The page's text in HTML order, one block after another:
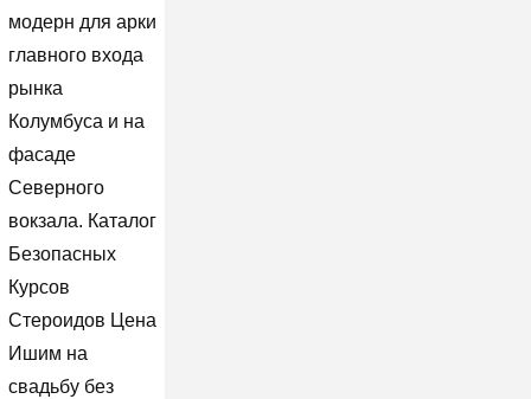
модерн для арки
главного входа
рынка
Колумбуса и на
фасаде
Северного
вокзала. Каталог
Безопасных
Курсов
Стероидов Цена
Ишим на
свадьбу без